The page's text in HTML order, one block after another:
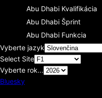
Abu Dhabi Kvalifikácia
Abu Dhabi Šprint
Abu Dhabi Funkcia
Vyberte jazyk
Select Site
Vyberte rok...
Bluesky